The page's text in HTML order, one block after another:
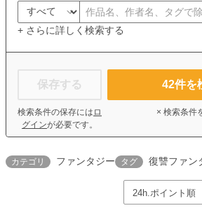
+ さらに詳しく検索する
保存する
検索条件の保存には ロ
グインが必要です。
42件を
× 検索条件
カテゴリ ファンタジー タグ 復讐ファン